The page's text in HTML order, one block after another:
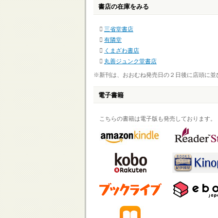
書店の在庫をみる
三省堂書店
有隣堂
くまざわ書店
丸善ジュンク堂書店
※新刊は、おおむね発売日の２日後に店頭に並
電子書籍
こちらの書籍は電子版も発売しております。